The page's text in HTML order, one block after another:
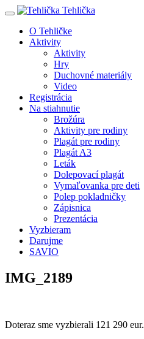
Tehlička
O Tehličke
Aktivity
Aktivity
Hry
Duchovné materiály
Video
Registrácia
Na stiahnutie
Brožúra
Aktivity pre rodiny
Plagát pre rodiny
Plagát A3
Leták
Dolepovací plagát
Vymaľovanka pre deti
Polep pokladničky
Zápisnica
Prezentácia
Vyzbieram
Darujme
SAVIO
IMG_2189
Doteraz sme vyzbierali 121 290 eur.